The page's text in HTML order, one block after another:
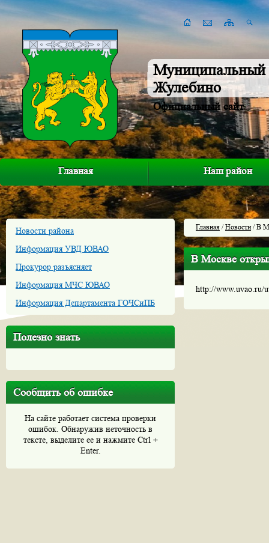
Муниципальный
Жулебино
Официальный сайт
Главная Наш район
Новости района
Информация УВД ЮВАО
Прокурор разъясняет
Информация МЧС ЮВАО
Информация Департамента ГОЧСиПБ
Полезно знать
Сообщить об ошибке
На сайте работает система проверки
ошибок. Обнаружив неточность в
тексте, выделите ее и нажмите Ctrl +
Enter.
Главная /Новости/ В
В Москве
http://www.uvao.ru/